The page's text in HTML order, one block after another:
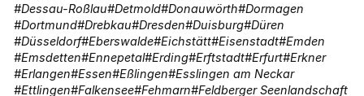
Dessau-Roßlau Detmold Donauwörth Dormagen
Dortmund Drebkau Dresden Duisburg Düren
Düsseldorf Eberswalde Eichstätt Eisenstadt Emden
Emsdetten Ennepetal Erding Erftstadt Erfurt Erkner
Erlangen Essen Eßlingen Esslingen am Neckar
Ettlingen Falkensee Fehmarn Feldberger Seenlandschaft